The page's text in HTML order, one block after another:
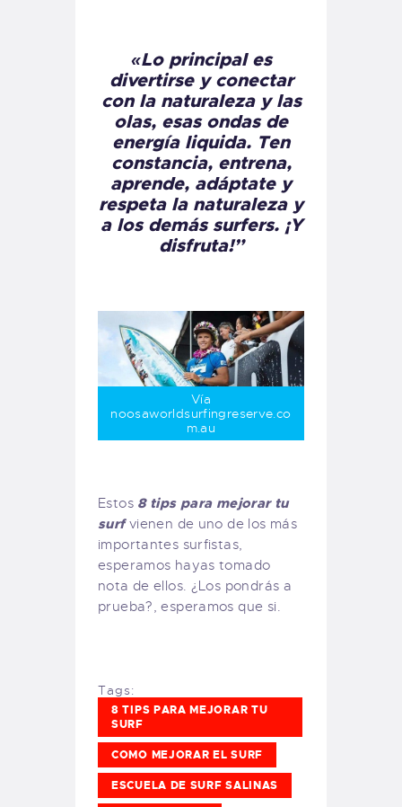
«Lo principal es
divertirse y conectar
con la naturaleza y las
olas, esas ondas de
energía liquida. Ten
constancia, entrena,
aprende, adáptate y
respeta la naturaleza y
a los demás surfers. ¡Y
disfruta!”
Vía
noosaworldsurfingreserve.co
m.au
Estos 8 tips para mejorar tu
surf vienen de uno de los más
importantes surfistas,
esperamos hayas tomado
nota de ellos. ¿Los pondrás a
prueba?, esperamos que si.
Tags:
8 TIPS PARA MEJORAR TU
SURF
COMO MEJORAR EL SURF
ESCUELA DE SURF SALINAS